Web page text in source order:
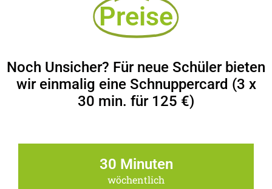
Preise
Noch Unsicher? Für neue Schüler bieten
wir einmalig eine Schnuppercard (3 x
30 min. für 125 €)
30 Minuten
wöchentlich